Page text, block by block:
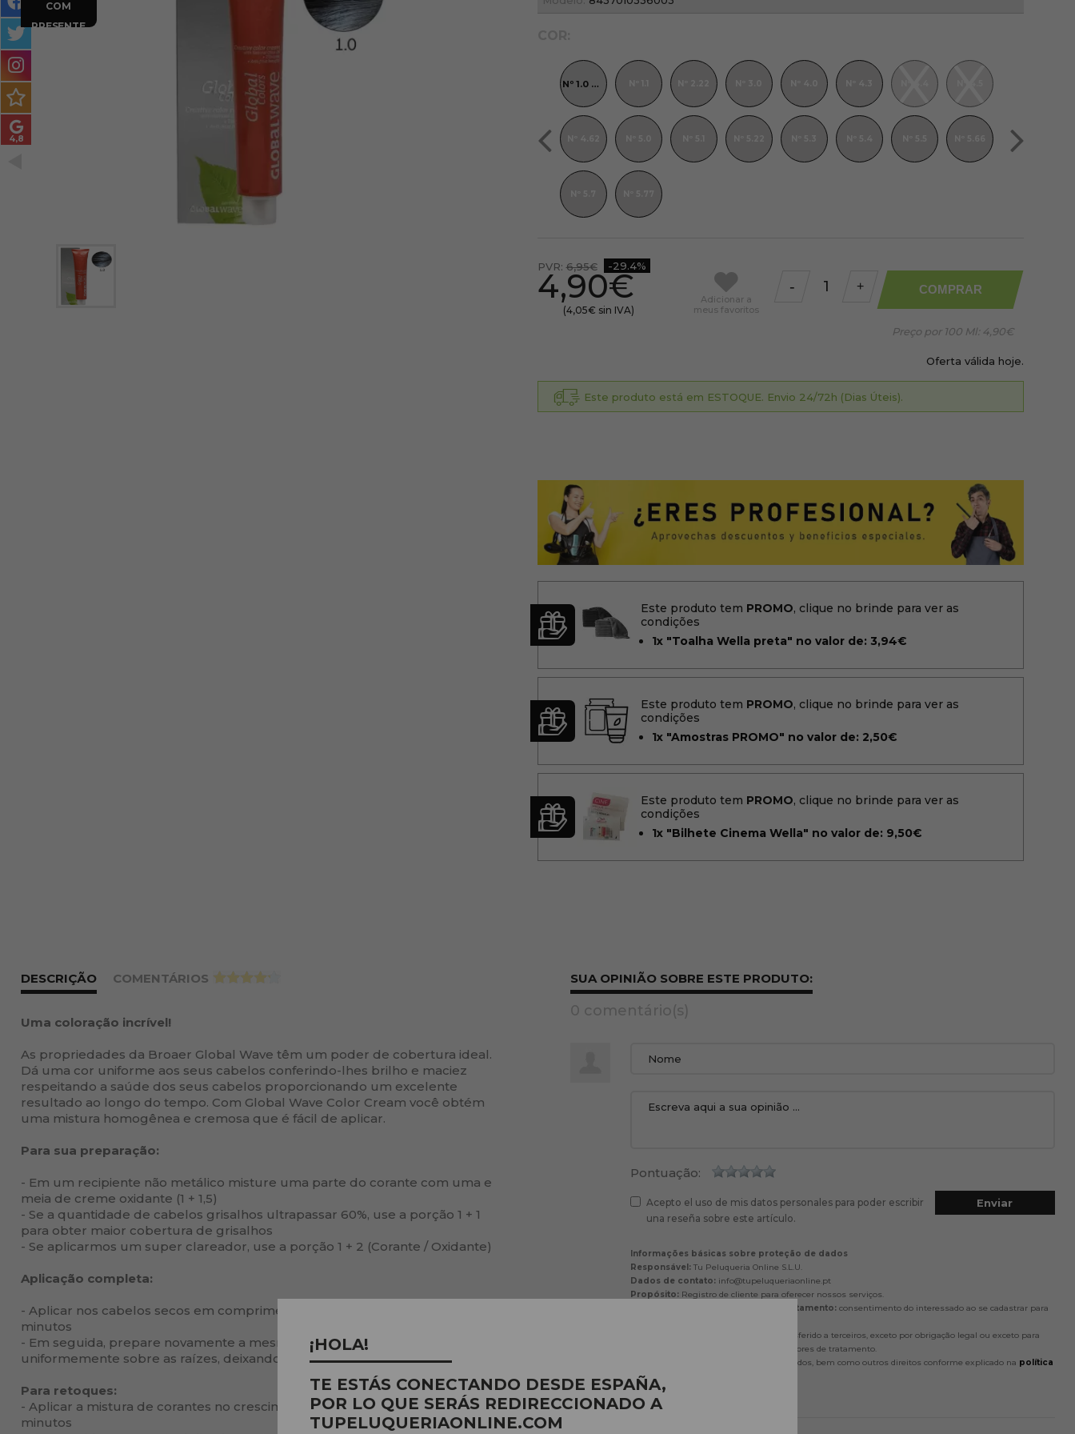
MASCULINO
MÉTODO
COM
PRESENTE
Nº 8.4 Nº 8.44 Nº 1.0 Preto
PVR:6,95€ -29.4%
4,90€
(4,05€ sin IVA)
Adicionara
meus favoritos
- + COMPRAR
Preço por 100 Ml: 4,90€
Oferta válida hoje.
Este produto está em ESTOQUE. Envio 24/72h (Dias Úteis).
Este produto tem PROMO, clique no brinde para ver as
condições
1x "Toalha Wella preta" no valor de: 3,94€
Este produto tem PROMO, clique no brinde para ver as
condições
1x "Amostras PROMO" no valor de: 2,50€
Este produto tem PROMO, clique no brinde para ver as
condições
1x "Bilhete Cinema Wella" no valor de: 9,50€
DESCRIÇÃO COMENTÁRIOS >
Uma coloração incrível!
As propriedades da Broaer Global Wave têm um poder de cobertura ideal.
Dá uma cor uniforme aos seus cabelos conferindo-lhes brilho e maciez
respeitando a saúde dos seus cabelos proporcionando um excelente
resultado ao longo do tempo. Com Global Wave Color Cream você obtém
uma mistura homogênea e cremosa que é fácil de aplicar.
Para sua preparação:
- Em um recipiente não metálico misture uma parte do corante com uma e
meia de creme oxidante (1 + 1,5)
- Se a quantidade de cabelos grisalhos ultrapassar 60%, use a porção 1 + 1
para obter maior cobertura de grisalhos
- Se aplicarmos um super clareador, use a porção 1 + 2 (Corante / Oxidante)
Aplicação completa:
- Aplicar nos cabelos secos em comprimentos e pontas, deixando agir por 10
minutos
- Em seguida, prepare novamente a mesma mistura e distribua
uniformemente sobre as raízes, deixando agir por 30 minutos
Para retoques:
- Aplicar a mistura de corantes no crescimento dos fios deixando agir por 30
minutos
SUA OPINIÃO SOBRE ESTE PRODUTO:
0 comentário(s)
Pontuação:
Acepto el uso de mis datos personales para poder escribir
una reseña sobre este artículo.
Informações básicas sobre proteção de dados
Responsável:Tu Peluqueria Online S.L.U.
Dados de contato:info@tupeluqueriaonline.pt
Propósito:Registro de cliente para oferecer nossos serviços.
Base jurídica em que se baseia o tratamento:consentimento do interessado ao se cadastrar para
Nenhum dado será transferido a terceiros, exceto por obrigação legal ou exceto para
empresas fornecedoras nacionais e gestores de tratamento.
acessar, retificar e excluir os dados, bem como outros direitos conforme explicado na política
de privacidade.
¡HOLA!
TE ESTÁS CONECTANDO DESDE ESPAÑA,
POR LO QUE SERÁS REDIRECCIONADO A
TUPELUQUERIAONLINE.COM